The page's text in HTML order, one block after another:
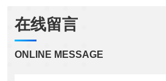
在线留言
ONLINE MESSAGE